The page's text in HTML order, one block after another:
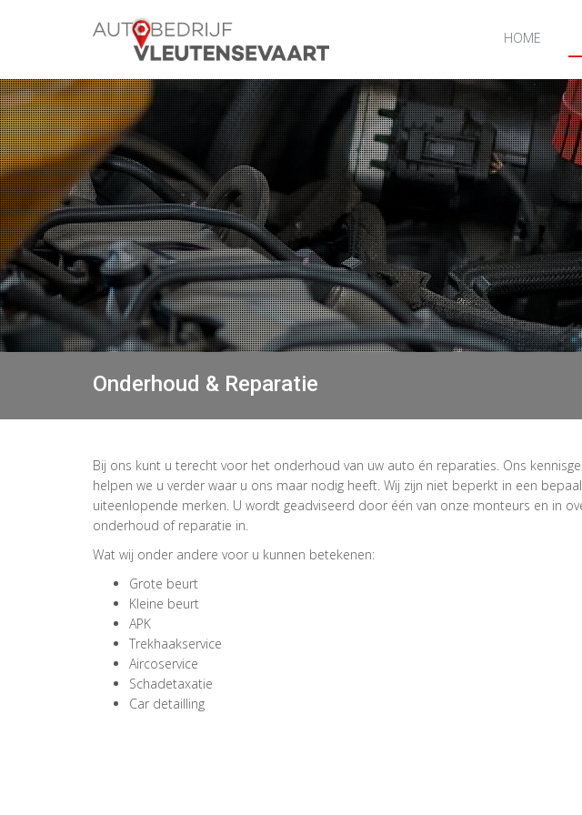
HOME
Onderhoud & Reparatie
Bij ons kunt u terecht voor het onderhoud van uw auto én reparaties. Ons
helpen we u verder waar u ons maar nodig heeft. Wij zijn niet beperkt in een
uiteenlopende merken. U wordt geadviseerd door één van onze monteurs en in
onderhoud of reparatie in.
Wat wij onder andere voor u kunnen betekenen:
Grote beurt
Kleine beurt
APK
Trekhaakservice
Aircoservice
Schadetaxatie
Car detailling